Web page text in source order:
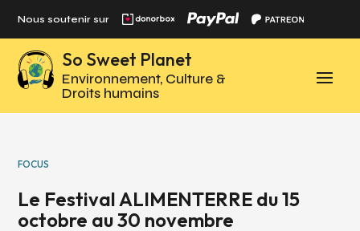
Nous soutenir sur
So Sweet Planet
Environnement, Culture &
Droits humains
FOCUS
Le Festival ALIMENTERRE du 15
octobre au 30 novembre
Panneau de gestion des cookies